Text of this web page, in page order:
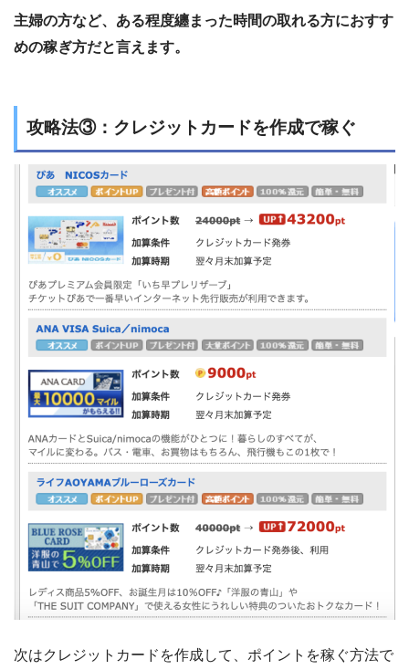
主婦の方など、ある程度纏まった時間の取れる方におすす
めの稼ぎ方だと言えます。
攻略法③：クレジットカードを作成で稼ぐ
次はクレジットカードを作成して、ポイントを稼ぐ方法で